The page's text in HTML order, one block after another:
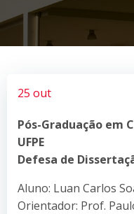
25 out
Pós-Graduação em
UFPE
Defesa de
Aluno: Luan Carlos
Orientador: Prof.